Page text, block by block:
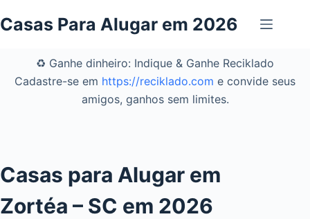
para
conteúdo
Casas Para Alugar em 2026
♻️ Ganhe dinheiro: Indique & Ganhe Reciklado
Cadastre-se em https://reciklado.com e convide seus
amigos, ganhos sem limites.
Casas para Alugar em
Zortéa – SC em 2026